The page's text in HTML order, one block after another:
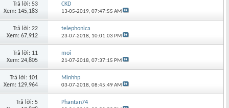
Trả lời: 53
Xem: 145,183
CKD
13-05-2019,07:47:55 AM
Trả lời: 22
Xem: 67,912
telephonica
23-07-2018, 10:01:03 PM
Trả lời: 11
Xem: 24,805
moi
21-07-2018,07:37:15 PM
Trả lời: 101
Xem: 129,964
Minhhp
03-07-2018,08:45:49 AM
Trả lời: 5
Phantan74